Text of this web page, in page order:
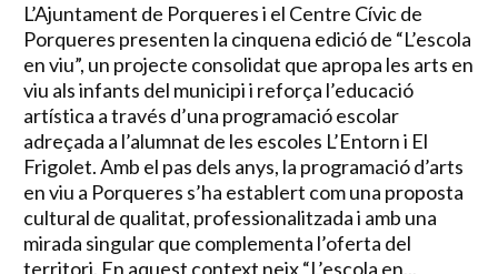
L’Ajuntament de Porqueres i el Centre Cívic de
Porqueres presenten la cinquena edició de “L’escola
en viu”, un projecte consolidat que apropa les arts en
viu als infants del municipi i reforça l’educació
artística a través d’una programació escolar
adreçada a l’alumnat de les escoles L’Entorn i El
Frigolet. Amb el pas dels anys, la programació d’arts
en viu a Porqueres s’ha establert com una proposta
cultural de qualitat, professionalitzada i amb una
mirada singular que complementa l’oferta del
territori. En aquest context neix “L’escola en...